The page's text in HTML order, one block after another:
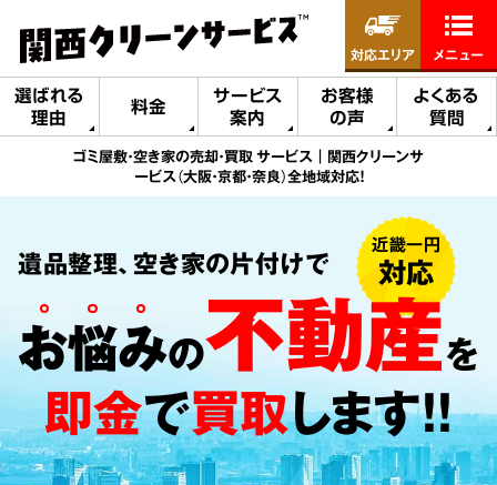
選ばれる
理由
料金
サービス
案内
お客様
の声
よくある
質問
対応エリア メニュー
ゴミ屋敷・空き家の売却・買取 サービス｜関西クリーンサ
ービス（大阪・京都・奈良）全地域対応！
遺品整理、空き家の片付けで
お悩みの不動産を
即金で買取します!!
近畿一円
対応